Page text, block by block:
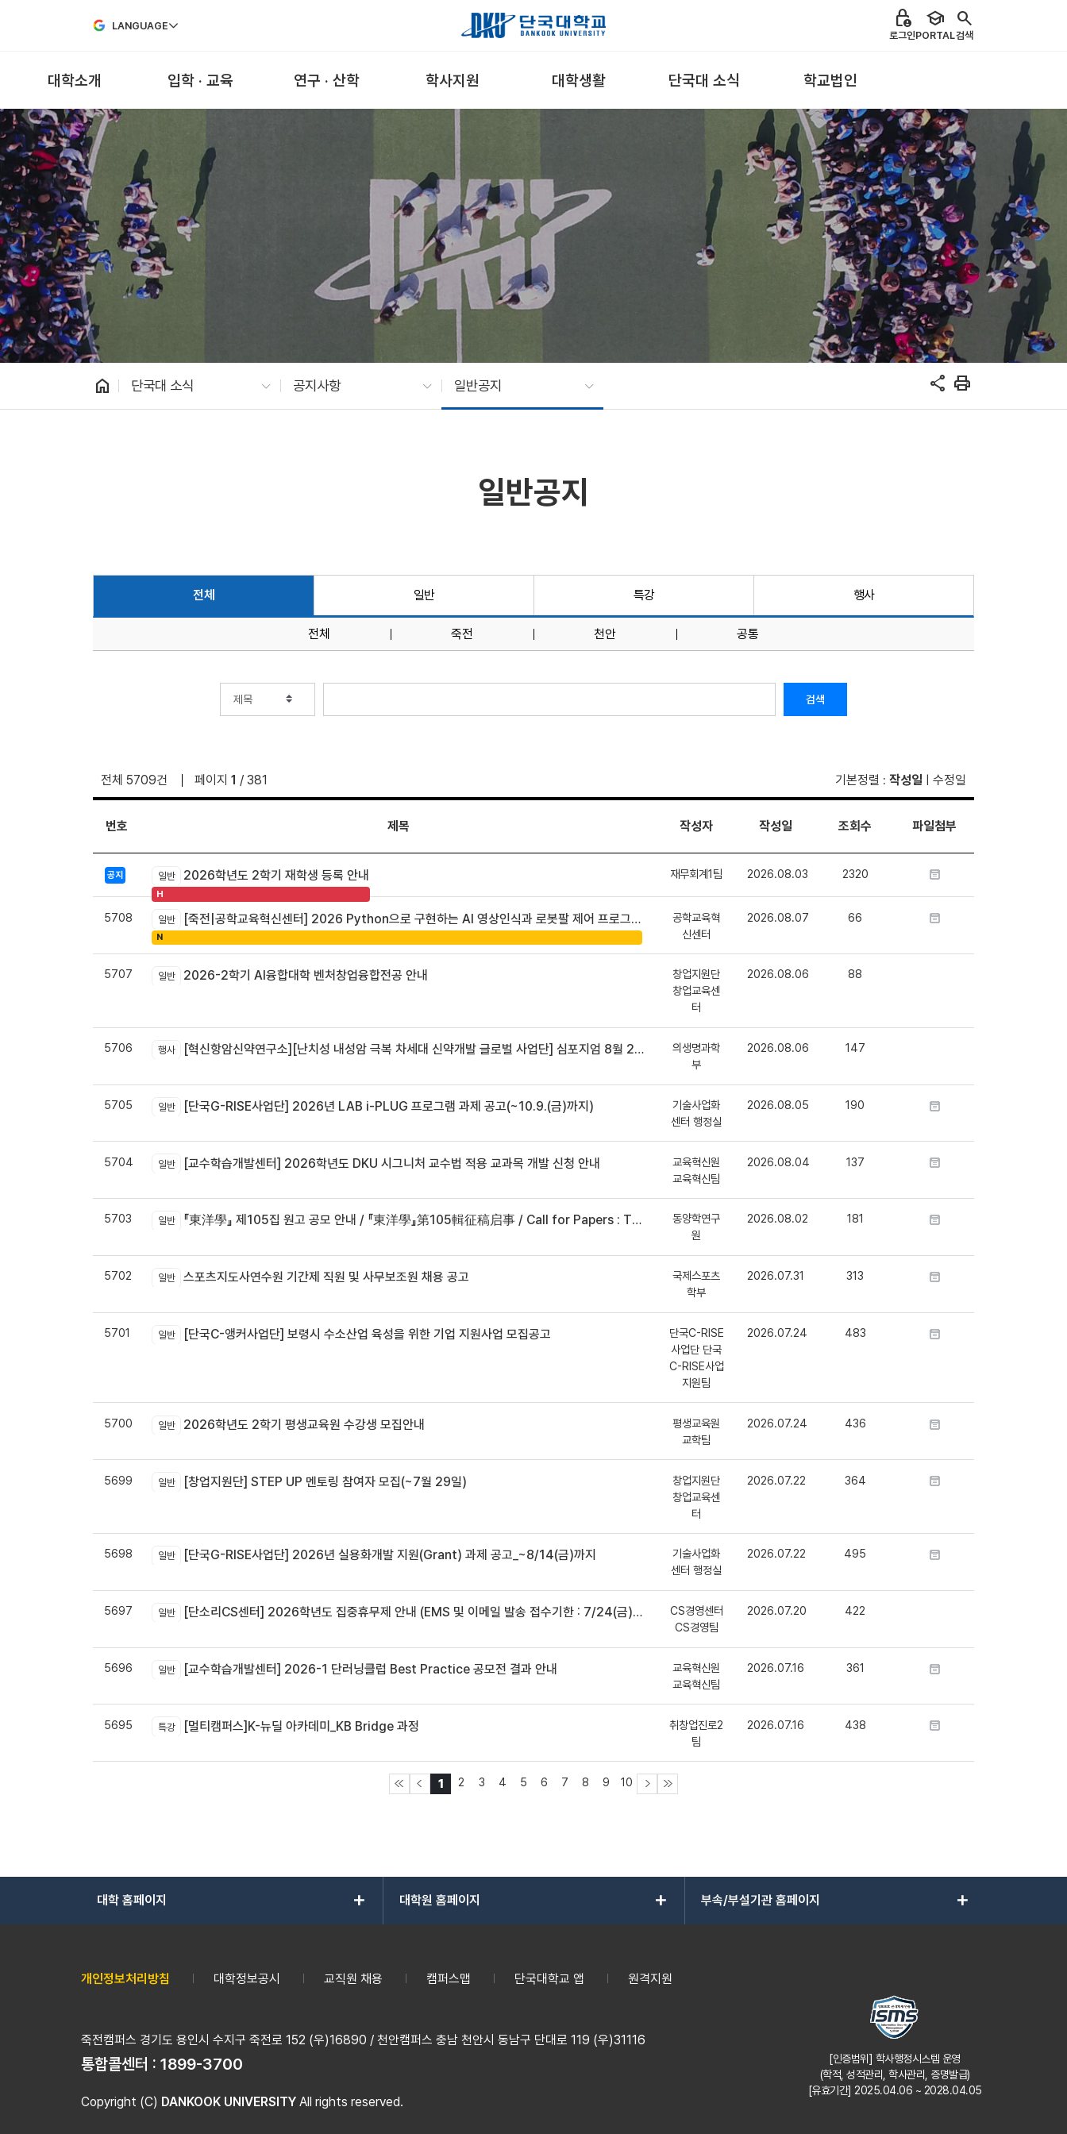
LANGUAGE lock_person
로그인
school
PORTAL
search
검색
대학소개 입학 · 교육 연구 · 산학 학사지원 대학생활 단국대 소식 학교법인
home 단국대 소식 공지사항 일반공지 share print
일반공지
전체 일반 특강 행사
전체 죽전 천안 공통
검색
전체 5709건 페이지 1 / 381 기본정렬 : 작성일 수정일
번호 제목 작성자 작성일 조회수 파일첨부
공지 일반 2026학년도 2학기 재학생 등록 안내
H
재무회계1팀 2026.08.03 2320
5708 일반 [죽전|공학교육혁신센터] 2026 Python으로 구현하는 AI 영상인식과 로봇팔 제어 프로그램 신청 안내
N
공학교육혁
신센터
2026.08.07 66
5707 일반 2026-2학기 AI융합대학 벤처창업융합전공 안내
창업지원단
창업교육센
터
2026.08.06 88
5706 행사 [혁신항암신약연구소][난치성 내성암 극복 차세대 신약개발 글로벌 사업단] 심포지엄 8월 24일 ~ 25일
의생명과학
부
2026.08.06 147
5705 일반 [단국G-RISE사업단] 2026년 LAB i-PLUG 프로그램 과제 공고(~10.9.(금)까지)
기술사업화
센터 행정실
2026.08.05 190
5704 일반 [교수학습개발센터] 2026학년도 DKU 시그니처 교수법 적용 교과목 개발 신청 안내
교육혁신원
교육혁신팀
2026.08.04 137
5703 일반 『東洋學』 제105집 원고 공모 안내 / 『東洋學』第105輯征稿启事 / Call for Papers : The Oriental Studies, the 105th Issue
동양학연구
원
2026.08.02 181
5702 일반 스포츠지도사연수원 기간제 직원 및 사무보조원 채용 공고
국제스포츠
학부
2026.07.31 313
5701 일반 [단국C-앵커사업단] 보령시 수소산업 육성을 위한 기업 지원사업 모집공고
단국C-RISE
사업단 단국
C-RISE사업
지원팀
2026.07.24 483
5700 일반 2026학년도 2학기 평생교육원 수강생 모집안내
평생교육원
교학팀
2026.07.24 436
5699 일반 [창업지원단] STEP UP 멘토링 참여자 모집(~7월 29일)
창업지원단
창업교육센
터
2026.07.22 364
5698 일반 [단국G-RISE사업단] 2026년 실용화개발 지원(Grant) 과제 공고_~8/14(금)까지
기술사업화
센터 행정실
2026.07.22 495
5697 일반 [단소리CS센터] 2026학년도 집중휴무제 안내 (EMS 및 이메일 발송 접수기한 : 7/24(금) 오후 12시까지)
CS경영센터
CS경영팀
2026.07.20 422
5696 일반 [교수학습개발센터] 2026-1 단러닝클럽 Best Practice 공모전 결과 안내
교육혁신원
교육혁신팀
2026.07.16 361
5695 특강 [멀티캠퍼스]K-뉴딜 아카데미_KB Bridge 과정
취창업진로2
팀
2026.07.16 438
1 2 3 4 5 6 7 8 9 10
대학 홈페이지 add 대학원 홈페이지 add 부속/부설기관 홈페이지 add
개인정보처리방침 대학정보공시 교직원 채용 캠퍼스맵 단국대학교 앱 원격지원
죽전캠퍼스 경기도 용인시 수지구 죽전로 152 (우)16890 / 천안캠퍼스 충남 천안시 동남구 단대로 119 (우)31116
통합콜센터 : 1899-3700
Copyright (C) DANKOOK UNIVERSITY All rights reserved.
[인증범위] 학사행정시스템 운영
(학적, 성적관리, 학사관리, 증명발급)
[유효기간] 2025.04.06 ~ 2028.04.05